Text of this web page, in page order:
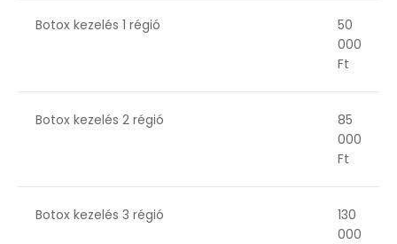
Botox kezelés 1 régió
50
000
Ft
Botox kezelés 2 régió
85
000
Ft
Botox kezelés 3 régió
130
000